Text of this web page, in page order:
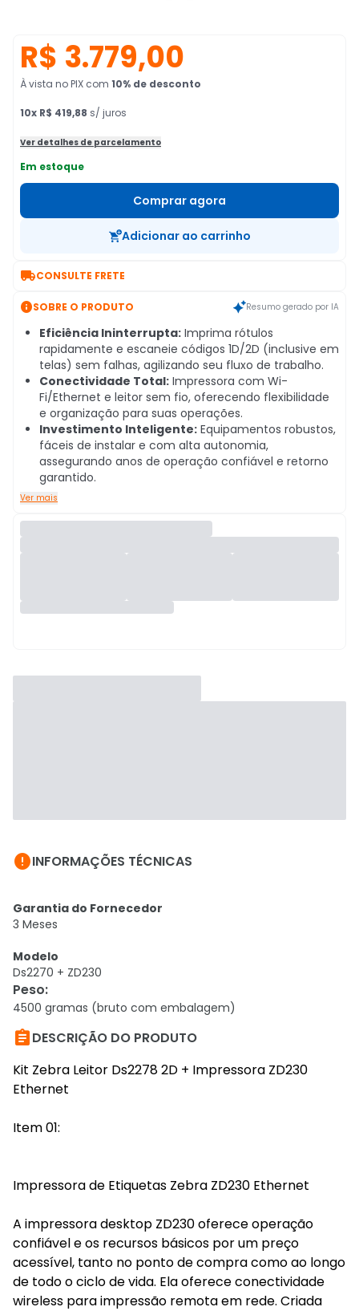
R$ 3.779,00
À vista no PIX com 10% de desconto
10x R$ 419,88 s/ juros
Ver detalhes de parcelamento
Em estoque
Comprar agora
Adicionar ao carrinho
CONSULTE FRETE
SOBRE O PRODUTO Resumo gerado por IA
Eficiência Ininterrupta: Imprima rótulos
rapidamente e escaneie códigos 1D/2D (inclusive em
telas) sem falhas, agilizando seu fluxo de trabalho.
Conectividade Total: Impressora com Wi-
Fi/Ethernet e leitor sem fio, oferecendo flexibilidade
e organização para suas operações.
Investimento Inteligente: Equipamentos robustos,
fáceis de instalar e com alta autonomia,
assegurando anos de operação confiável e retorno
garantido.
Ver mais
INFORMAÇÕES TÉCNICAS
Garantia do Fornecedor
3 Meses
Modelo
Ds2270 + ZD230
Peso:
4500 gramas (bruto com embalagem)
DESCRIÇÃO DO PRODUTO
Kit Zebra Leitor Ds2278 2D + Impressora ZD230
Ethernet
Item 01:
Impressora de Etiquetas Zebra ZD230 Ethernet
A impressora desktop ZD230 oferece operação
confiável e os recursos básicos por um preço
acessível, tanto no ponto de compra como ao longo
de todo o ciclo de vida. Ela oferece conectividade
wireless para impressão remota em rede. Criada